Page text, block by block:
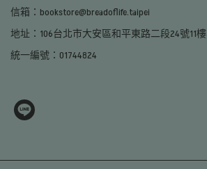
信箱：bookstore@breadoflife.taipei
地址：106台北市大安區和平東路二段24號11樓
統一編號：01744824